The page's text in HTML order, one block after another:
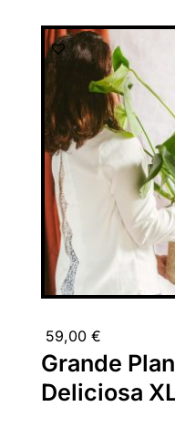
59,00 €
Grande
Deliciosa